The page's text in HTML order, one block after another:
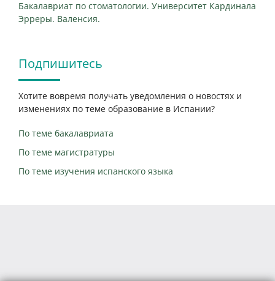
Бакалавриат по стоматологии. Университет Кардинала
Эрреры. Валенсия.
Подпишитесь
Хотите вовремя получать уведомления о новостях и
изменениях по теме образование в Испании?
По теме бакалавриата
По теме магистратуры
По теме изучения испанского языка